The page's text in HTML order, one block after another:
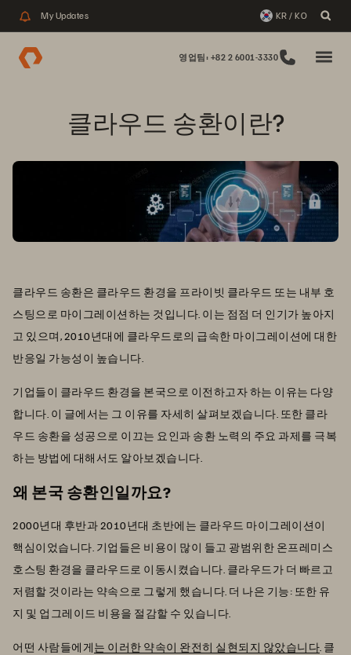
My Updates KR / KO
영업팀: +82 2 6001-3330
클라우드 송환이란?
클라우드 송환은 클라우드 환경을 프라이빗 클라우드 또는 내부 호
스팅으로 마이그레이션하는 것입니다. 이는 점점 더 인기가 높아지
고 있으며, 2010년대에 클라우드로의 급속한 마이그레이션에 대한
반응일 가능성이 높습니다.
기업들이 클라우드 환경을 본국으로 이전하고자 하는 이유는 다양
합니다. 이 글에서는 그 이유를 자세히 살펴보겠습니다. 또한 클라
우드 송환을 성공으로 이끄는 요인과 송환 노력의 주요 과제를 극복
하는 방법에 대해서도 알아보겠습니다.
왜 본국 송환인일까요?
2000년대 후반과 2010년대 초반에는 클라우드 마이그레이션이
핵심이었습니다. 기업들은 비용이 많이 들고 광범위한 온프레미스
호스팅 환경을 클라우드로 이동시켰습니다. 클라우드가 더 빠르고
저렴할 것이라는 약속으로 그렇게 했습니다. 더 나은 기능: 또한 유
지 및 업그레이드 비용을 절감할 수 있습니다.
어떤 사람들에게는 이러한 약속이 완전히 실현되지 않았습니다. 클